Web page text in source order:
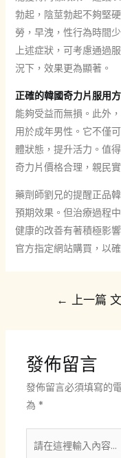
勃起，陰莖勃起不夠堅
勞，早洩，性行為時間
上述症狀，可考慮通過
況下，效果更為顯著。
正確的韓國奇力片服用
能夠受益而無損。此外
用於成年男性。它不僅
體狀態，提升活力。值
奇力片價格合理，親民實
藥劑師劉兄的提醒正品
預期效果。但治療過程
健康的改善有著積極影
官方指定網站購買，以
← 上一篇
發佈留言
發佈留言必須填寫的
為 *